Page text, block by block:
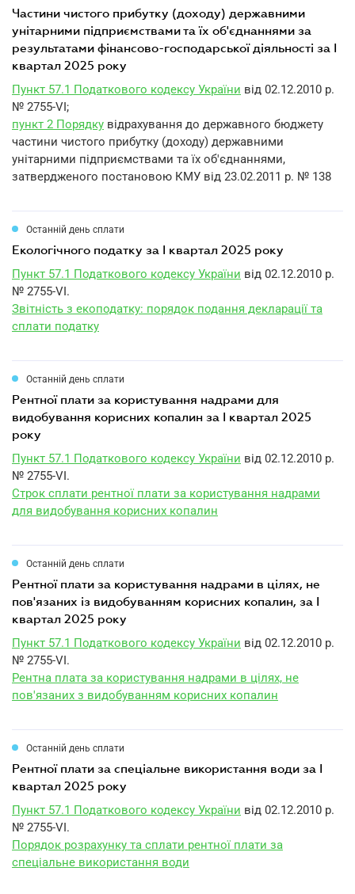
частини чистого прибутку (доходу) державними
унітарними підприємствами та їх об'єднаннями за
результатами фінансово-господарської діяльності за I
квартал 2025 року
Пункт 57.1 Податкового кодексу України від 02.12.2010 р.
№ 2755-VI;
пункт 2 Порядку відрахування до державного бюджету
частини чистого прибутку (доходу) державними
унітарними підприємствами та їх об'єднаннями,
затвердженого постановою КМУ від 23.02.2011 р. № 138
Останній день сплати
екологічного податку за I квартал 2025 року
Пункт 57.1 Податкового кодексу України від 02.12.2010 р.
№ 2755-VI.
Звітність з екоподатку: порядок подання декларації та
сплати податку
Останній день сплати
рентної плати за користування надрами для
видобування корисних копалин за I квартал 2025
року
Пункт 57.1 Податкового кодексу України від 02.12.2010 р.
№ 2755-VI.
Строк сплати рентної плати за користування надрами
для видобування корисних копалин
Останній день сплати
рентної плати за користування надрами в цілях, не
пов'язаних із видобуванням корисних копалин, за I
квартал 2025 року
Пункт 57.1 Податкового кодексу України від 02.12.2010 р.
№ 2755-VI.
Рентна плата за користування надрами в цілях, не
пов'язаних з видобуванням корисних копалин
Останній день сплати
рентної плати за спеціальне використання води за I
квартал 2025 року
Пункт 57.1 Податкового кодексу України від 02.12.2010 р.
№ 2755-VI.
Порядок розрахунку та сплати рентної плати за
спеціальне використання води